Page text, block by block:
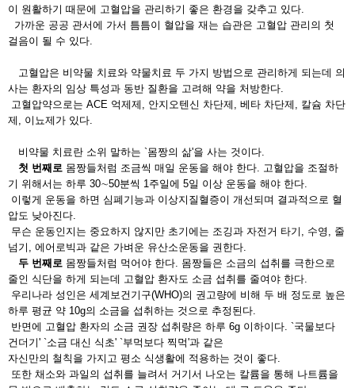
이 원활하기 때문에 고혈압을 관리하기 좋은 환경을 갖추고 있다.
가까운 공공 관서에 가서 틈틈이 혈압을 재는 습관은 고혈압 관리의 첫
걸음이 될 수 있다.
고혈압은 비약물 치료와 약물치료 두 가지 방법으로 관리하게 되는데 의
사는 환자의 임상 특성과 동반 질환을 고려해 약을 처방한다.
고혈압약으로는 ACE 억제제, 안지오텐신 차단제, 베타 차단제, 칼슘 차단
제, 이뇨제가 있다.
비약물 치료란 소위 말하는 `몸짱의 삶'을 사는 것이다.
첫 번째로 몸짱들처럼 조금씩 매일 운동을 해야 한다. 고혈압을 조절하
기 위해서는 하루 30∼50분씩 1주일에 5일 이상 운동을 해야 한다.
이렇게 운동을 하면 심폐기능과 이상지질혈증이 개선되며 결과적으로 혈
압도 낮아진다.
무슨 운동인지는 중요하지 않지만 초기에는 조깅과 자전거 타기, 수영, 줄
넘기, 에어로빅과 같은 가벼운 유산소운동을 권한다.
두 번째로 몸짱들처럼 먹어야 한다. 몸짱들은 소금의 섭취를 극한으로
줄인 식단을 하게 되는데 고혈압 환자도 소금 섭취를 줄여야 한다.
우리나라 성인은 세계보건기구(WHO)의 권고량에 비해 두 배 정도로 높은
하루 평균 약 10g의 소금을 섭취하는 것으로 추정된다.
반면에 고혈압 환자의 소금 권장 섭취량은 하루 6g 이하이다. `국물보다
건더기' `소금 대신 식초' `부먹보다 찍먹'과 같은
자신만의 철칙을 가지고 평소 식생활에 적용하는 것이 좋다.
또한 채소와 과일의 섭취를 늘려서 거기서 나오는 칼륨을 통해 나트륨을